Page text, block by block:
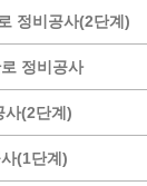
관
테
정비공사(2단계)
정비공사
사(2단계)
(1단계)